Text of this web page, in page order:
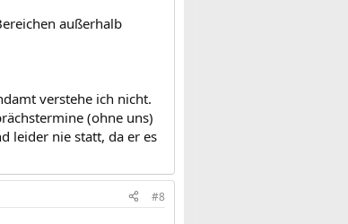
außerhalb
verstehe ich nicht.
(ohne uns)
leider nie statt, da er es
#8